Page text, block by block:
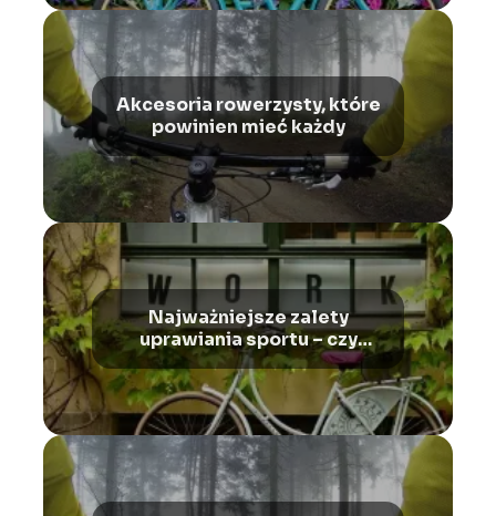
Akcesoria rowerzysty, które
powinien mieć każdy
Najważniejsze zalety
uprawiania sportu – czy
warto?